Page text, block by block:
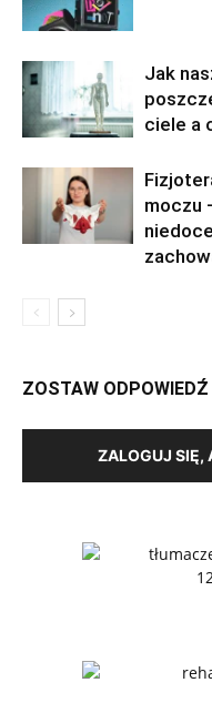
Jak
ciele a
moczu
ZOSTAW ODPOWIEDŹ
ZALOGUJ SIĘ,